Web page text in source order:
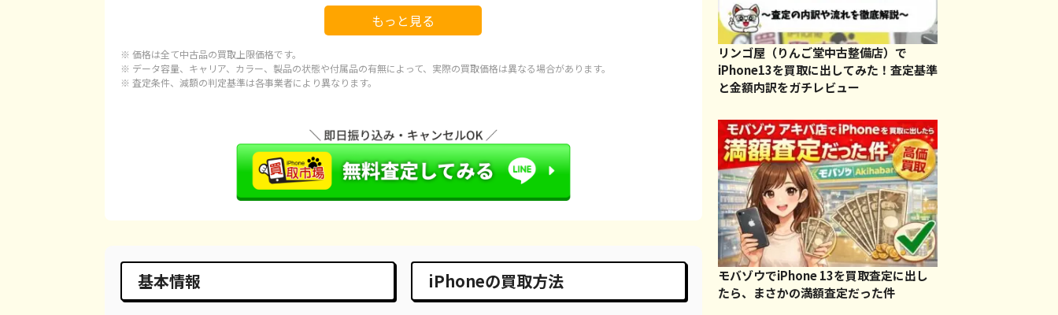
iPhone 15 Plus
iPhone 14 Pro Max
¥86,000
¥65,000
¥60,000
¥91,000
¥92,100
¥97,100
¥143,100
¥66,600
¥66,600
¥98,100
¥89,000
¥127,000
¥66,000
¥65,000
¥95,000
¥79,000
¥61,000
¥57,000
¥93,000 ¥95,000
もっと見る
※ 価格は全て中古品の買取上限価格です。
※ データ容量、キャリア、カラー、製品の状態や付属品の有無によって、実際の買取価格は異なる場合があります。
※ 査定条件、減額の判定基準は各事業者により異なります。
基本情報 iPhoneの買取方法
リンゴ屋（りんご堂中古整備店）で
iPhone13を買取に出してみた！査定基準
と金額内訳をガチレビュー
モバゾウでiPhone 13を買取査定に出し
たら、まさかの満額査定だった件